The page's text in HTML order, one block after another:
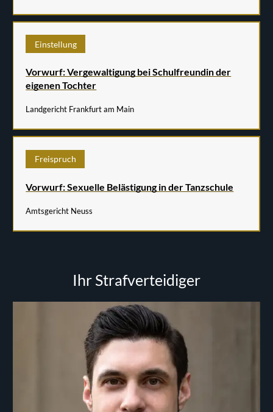
Einstellung
Vorwurf: Vergewaltigung bei Schulfreundin der
eigenen Tochter
Landgericht Frankfurt am Main
Freispruch
Vorwurf: Sexuelle Belästigung in der Tanzschule
Amtsgericht Neuss
Ihr Strafverteidiger